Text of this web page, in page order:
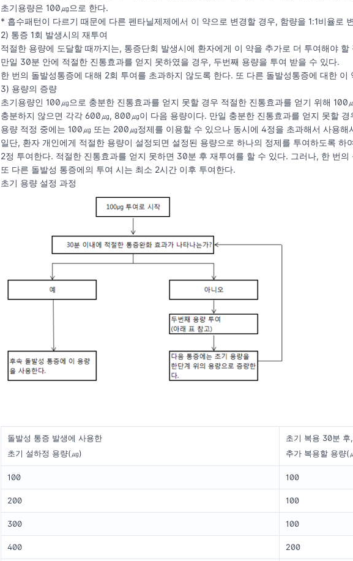
초기용량은 100㎍으로 한다.
* 흡수패턴이 다르기 때문에 다른 펜타닐제제에서 이 약으로 변경할 경우, 함량을 1:1비율로
2) 통증 1회 발생시의 재투여
적절한 용량에 도달할 때까지는, 통증단회 발생시에 환자에게 이 약을 추가로 더 투여해야
만일 30분 안에 적절한 진통효과를 얻지 못하였을 경우, 두번째 용량을 투여 받을 수 있다.
한 번의 돌발성통증에 대해 2회 투여를 초과하지 않도록 한다. 또 다른 돌발성통증에 대한
3) 용량의 증량
초기용량인 100㎍으로 충분한 진통효과를 얻지 못할 경우 적절한 진통효과를 얻기 위해
충분하지 않으면 각각 600㎍, 800㎍이 다음 용량이다. 만일 충분한 진통효과를 얻지 못할
용량 적정 중에는 100㎍ 또는 200㎍정제를 이용할 수 있으나 동시에 4정을 초과해서 사용해
일단, 환자 개인에게 적절한 용량이 설정되면 설정된 용량으로 하나의 정제를 투여하도록
2정 투여한다. 적절한 진통효과를 얻지 못하면 30분 후 재투여를 할 수 있다. 그러나, 한 번
또 다른 돌발성 통증에의 투여 시는 최소 2시간 이후 투여한다.
초기 용량 설정 과정
돌발성 통증 발생에 사용한
초기 설하정 용량(㎍)
초기 복용 30분 후,
추가 복용할 용량(
100 100
200 100
300 100
400 200